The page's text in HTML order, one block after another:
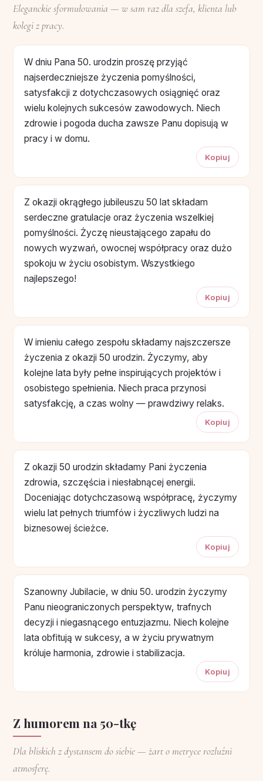
Eleganckie sformułowania — w sam raz dla szefa, klienta lub
kolegi z pracy.
W dniu Pana 50. urodzin proszę przyjąć
najserdeczniejsze życzenia pomyślności,
satysfakcji z dotychczasowych osiągnięć oraz
wielu kolejnych sukcesów zawodowych. Niech
zdrowie i pogoda ducha zawsze Panu dopisują w
pracy i w domu.
Kopiuj
Z okazji okrągłego jubileuszu 50 lat składam
serdeczne gratulacje oraz życzenia wszelkiej
pomyślności. Życzę nieustającego zapału do
nowych wyzwań, owocnej współpracy oraz dużo
spokoju w życiu osobistym. Wszystkiego
najlepszego!
Kopiuj
W imieniu całego zespołu składamy najszczersze
życzenia z okazji 50 urodzin. Życzymy, aby
kolejne lata były pełne inspirujących projektów i
osobistego spełnienia. Niech praca przynosi
satysfakcję, a czas wolny — prawdziwy relaks.
Kopiuj
Z okazji 50 urodzin składamy Pani życzenia
zdrowia, szczęścia i niesłabnącej energii.
Doceniając dotychczasową współpracę, życzymy
wielu lat pełnych triumfów i życzliwych ludzi na
biznesowej ścieżce.
Kopiuj
Szanowny Jubilacie, w dniu 50. urodzin życzymy
Panu nieograniczonych perspektyw, trafnych
decyzji i niegasnącego entuzjazmu. Niech kolejne
lata obfitują w sukcesy, a w życiu prywatnym
króluje harmonia, zdrowie i stabilizacja.
Kopiuj
Z humorem na 50-tkę
Dla bliskich z dystansem do siebie — żart o metryce rozluźni
atmosferę.